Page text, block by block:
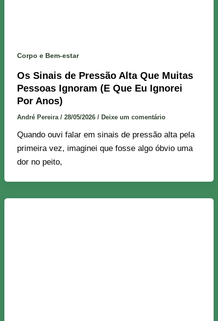
Corpo e Bem-estar
Os Sinais de Pressão Alta Que Muitas
Pessoas Ignoram (E Que Eu Ignorei
Por Anos)
André Pereira / 28/05/2026 / Deixe um comentário
Quando ouvi falar em sinais de pressão alta pela
primeira vez, imaginei que fosse algo óbvio uma
dor no peito,